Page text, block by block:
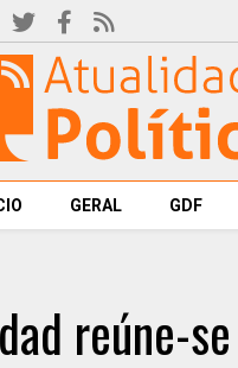
GERAL GDF
reúne-